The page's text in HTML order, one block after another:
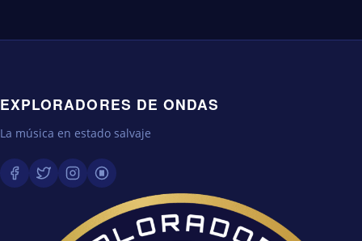
EXPLORADORES DE ONDAS
La música en estado salvaje